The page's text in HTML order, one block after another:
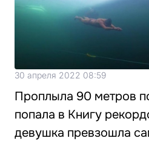
30 апреля 2022 08:59
Проплыла 90 метров
попала в Книгу
девушка превзошла